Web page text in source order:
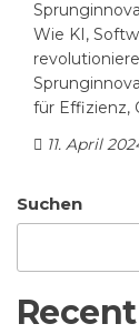
Wie KI,
für Effizienz,
11. April
Suchen